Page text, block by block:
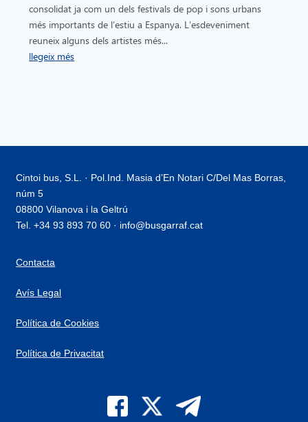
consolidat ja com un dels festivals de pop i sons urbans
més importants de l’estiu a Espanya. L’esdeveniment
reuneix alguns dels artistes més...
llegeix més
Cintoi bus, S.L. · Pol.Ind. Masia d’En Notari C/Del Mas Borras,
núm 5
08800 Vilanova i la Geltrú
Tel. +34 93 893 70 60 · info@busgarraf.cat
Contacta
Avís Legal
Política de Cookies
Política de Privacitat